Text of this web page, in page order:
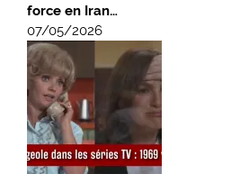
force en Iran…
07/05/2026